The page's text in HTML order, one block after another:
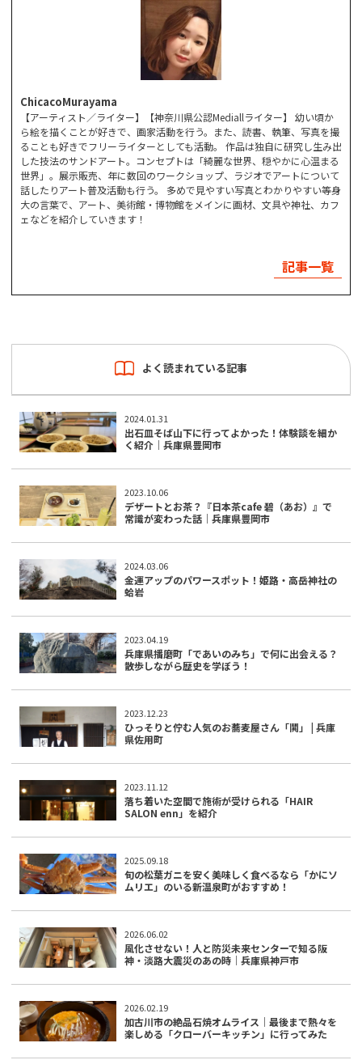
ChicacoMurayama
【アーティスト／ライター】【神奈川県公認Mediallライター】 幼い頃か
ら絵を描くことが好きで、画家活動を行う。また、読書、執筆、写真を撮
ることも好きでフリーライターとしても活動。 作品は独自に研究し生み出
した技法のサンドアート。コンセプトは「綺麗な世界、穏やかに心温まる
世界」。展示販売、年に数回のワークショップ、ラジオでアートについて
話したりアート普及活動も行う。 多めで見やすい写真とわかりやすい等身
大の言葉で、アート、美術館・博物館をメインに画材、文具や神社、カフ
ェなどを紹介していきます！
記事一覧
よく読まれている記事
2024.01.31
出石皿そば山下に行ってよかった！体験談を細か
く紹介｜兵庫県豊岡市
2023.10.06
デザートとお茶？『日本茶cafe 碧（あお）』で
常識が変わった話｜兵庫県豊岡市
2024.03.06
金運アップのパワースポット！姫路・高岳神社の
蛤岩
2023.04.19
兵庫県播磨町「であいのみち」で何に出会える？
散歩しながら歴史を学ぼう！
2023.12.23
ひっそりと佇む人気のお蕎麦屋さん「鬨」 | 兵庫
県佐用町
2023.11.12
落ち着いた空間で施術が受けられる「HAIR
SALON enn」を紹介
2025.09.18
旬の松葉ガニを安く美味しく食べるなら「かにソ
ムリエ」のいる新温泉町がおすすめ！
2026.06.02
風化させない！人と防災未来センターで知る阪
神・淡路大震災のあの時｜兵庫県神戸市
2026.02.19
加古川市の絶品石焼オムライス｜最後まで熱々を
楽しめる「クローバーキッチン」に行ってみた